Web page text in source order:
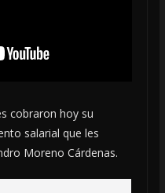
cobraron hoy su
salarial que les
Moreno Cárdenas.